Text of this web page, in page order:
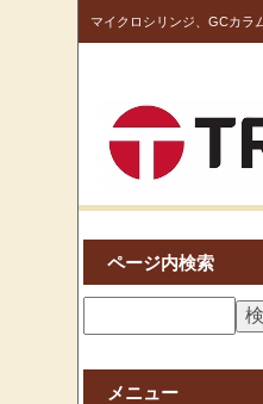
マイクロシリンジ、GCカラ
ページ内検索
メニュー